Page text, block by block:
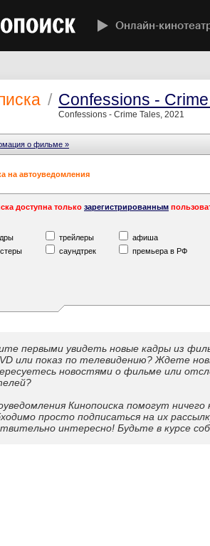
Онлайн-
/ Confessions -
Confessions - Crime Tales, 2021
o фильме »
на автоуведомления
доступна только зарегистрированным
трейлеры
афиша
саундтрек премьера в РФ
первыми увидеть новые кадры из
или показ по телевидению? Ждете
новостями о фильме или
Кинопоиска помогут
просто подписаться на их
интересно! Будьте в курсе